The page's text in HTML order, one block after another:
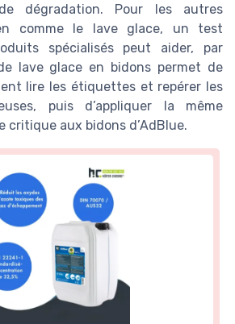
dégradation. Pour les autres
comme le lave glace, un test
spécialisés peut aider, par
lave glace en bidons permet de
lire les étiquettes et repérer les
puis d’appliquer la même
critique aux bidons d’AdBlue.